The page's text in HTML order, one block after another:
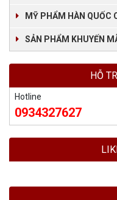
MỸ PHẨM HÀN QUỐC
SẢN PHẨM KHUYẾN
HỖ
Hotline
0934327627